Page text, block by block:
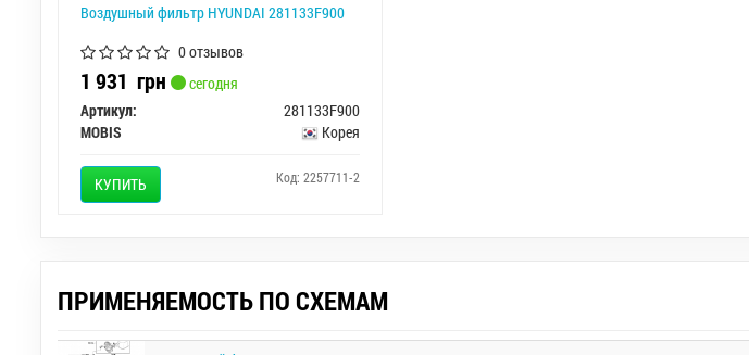
Воздушный фильтр HYUNDAI 281133F900
0 отзывов
1 931 грн
сегодня
Артикул:
281133F900
MOBIS
Корея
КУПИТЬ Код: 2257711-2
ПРИМЕНЯЕМОСТЬ ПО СХЕМАМ